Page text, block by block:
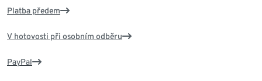
Platba předem
V hotovosti při osobním odběru
PayPal